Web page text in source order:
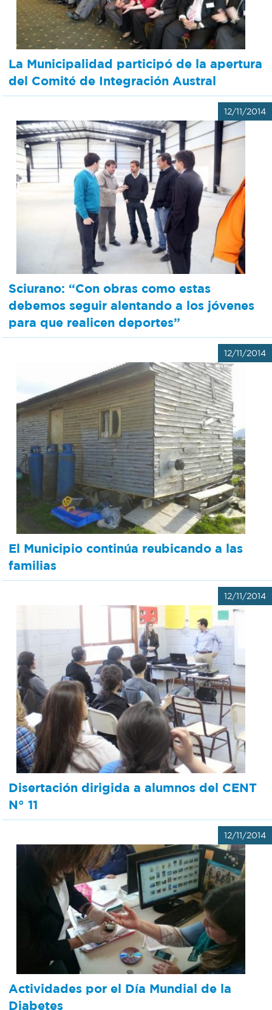
La Municipalidad participó de la apertura
del Comité de Integración Austral
12/11/2014
Sciurano: “Con obras como estas
debemos seguir alentando a los jóvenes
para que realicen deportes”
12/11/2014
El Municipio continúa reubicando a las
familias
12/11/2014
Disertación dirigida a alumnos del CENT
N° 11
12/11/2014
Actividades por el Día Mundial de la
Diabetes